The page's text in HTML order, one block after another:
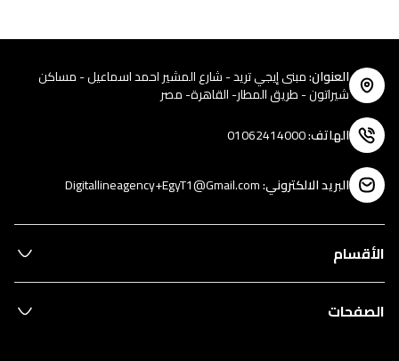
العنوان:مبنى إيجي تريد - شارع المشير احمد اسماعيل - مساكن
شيراتون - طريق المطار- القاهرة- مصر
الهاتف:
01062414000
البريد الالكتروني:
Digitallineagency+EgyT1@Gmail.com
الأقسام
الصفحات